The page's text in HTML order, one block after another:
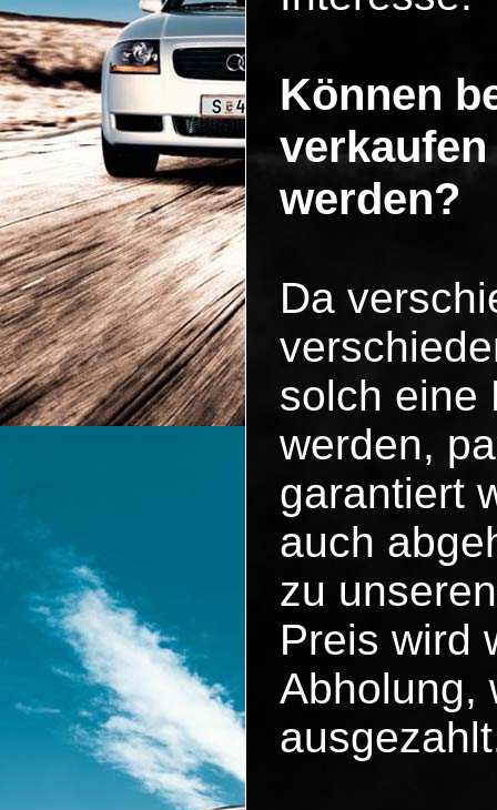
Können
werden?
Da
solch eine
werden,
garantiert
auch
zu
Preis wird
Abholung,